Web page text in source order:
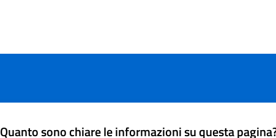
Quanto sono chiare le informazioni su questa